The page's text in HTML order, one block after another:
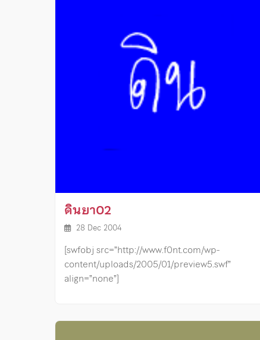
ดินยา02
28 Dec 2004
[swfobj src=”http://www.f0nt.com/wp-
content/uploads/2005/01/preview5.swf”
align=”none”]